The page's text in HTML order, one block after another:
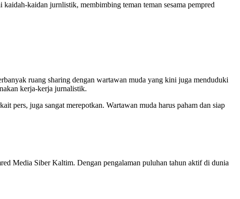
kaidan jurnlistik, membimbing teman teman sesama pempred
ruang sharing dengan wartawan muda yang kini juga menduduki
kerja-kerja jurnalistik.
pers, juga sangat merepotkan. Wartawan muda harus paham dan siap
Media Siber Kaltim. Dengan pengalaman puluhan tahun aktif di dunia